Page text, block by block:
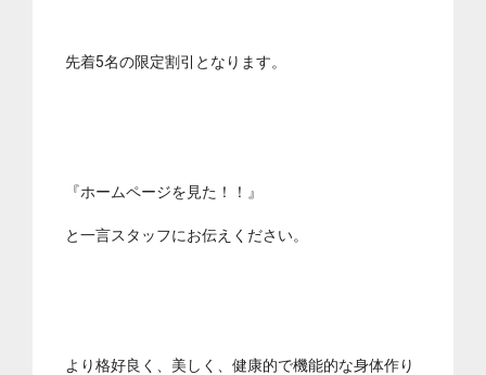
先着5名の限定割引となります。
『ホームページを見た！！』
と一言スタッフにお伝えください。
より格好良く、美しく、健康的で機能的な身体作り